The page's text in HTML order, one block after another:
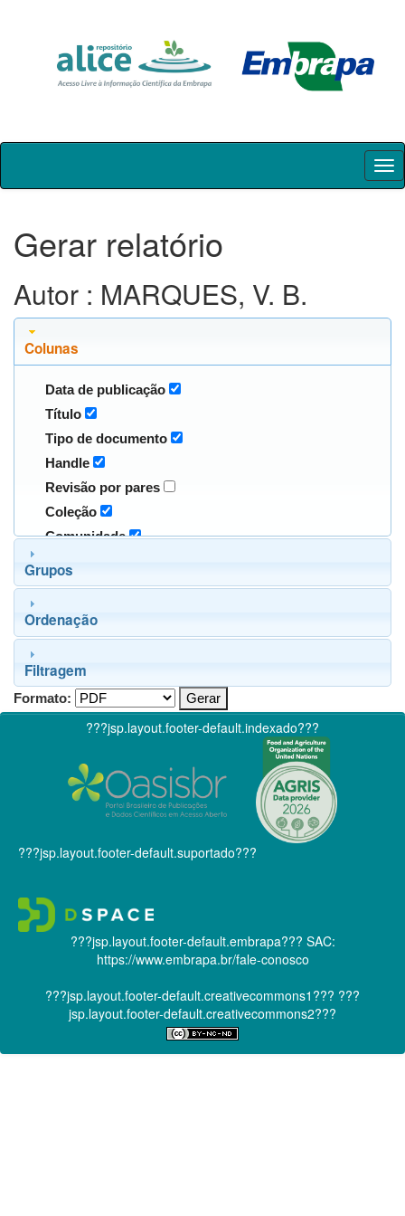
Skip
Gerar relatório
Autor : MARQUES, V. B.
Colunas
Data de publicação
Título
Tipo de documento
Handle
Revisão por pares
Coleção
Comunidade
Grupos
Ordenação
Filtragem
Formato:
???jsp.layout.footer-default.indexado???
???jsp.layout.footer-default.suportado???
???jsp.layout.footer-default.embrapa??? SAC:
https://www.embrapa.br/fale-conosco
???jsp.layout.footer-default.creativecommons1??? ???
jsp.layout.footer-default.creativecommons2???